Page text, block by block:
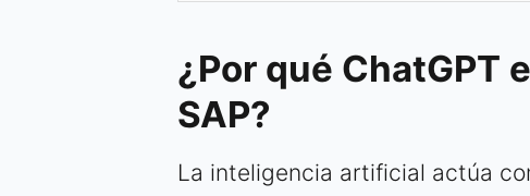
¿Por qué ChatGPT
SAP?
La inteligencia artificial actúa